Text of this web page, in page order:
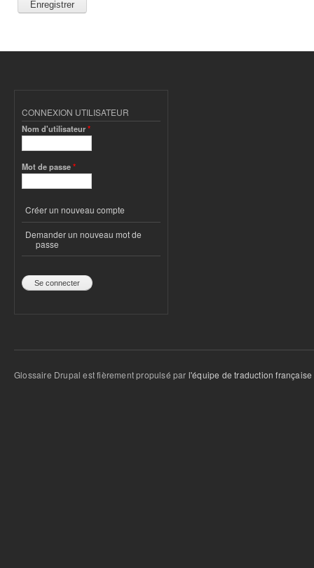
CONNEXION UTILISATEUR
Nom d'utilisateur*
Mot de passe*
Créer un nouveau compte
Demander un nouveau mot de
passe
Glossaire Drupal est fièrement propulsé par l'équipe de traduction française